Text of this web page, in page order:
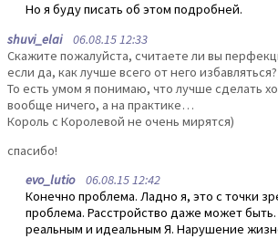
Но я буду писать об этом подробней.
shuvi_elai06.08.15 12:33
Скажите пожалуйста, считаете ли вы
если да, как лучше всего от него избавляться?
То есть умом я понимаю, что лучше сделать
вообще ничего, а на практике…
Король с Королевой не очень мирятся)
спасибо!
evo_lutio06.08.15 12:42
Конечно проблема. Ладно я, это с точки
проблема. Расстройство даже может
реальным и идеальным Я. Нарушение